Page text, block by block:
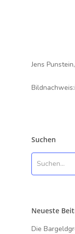
Jens
Suchen
Neueste
Die